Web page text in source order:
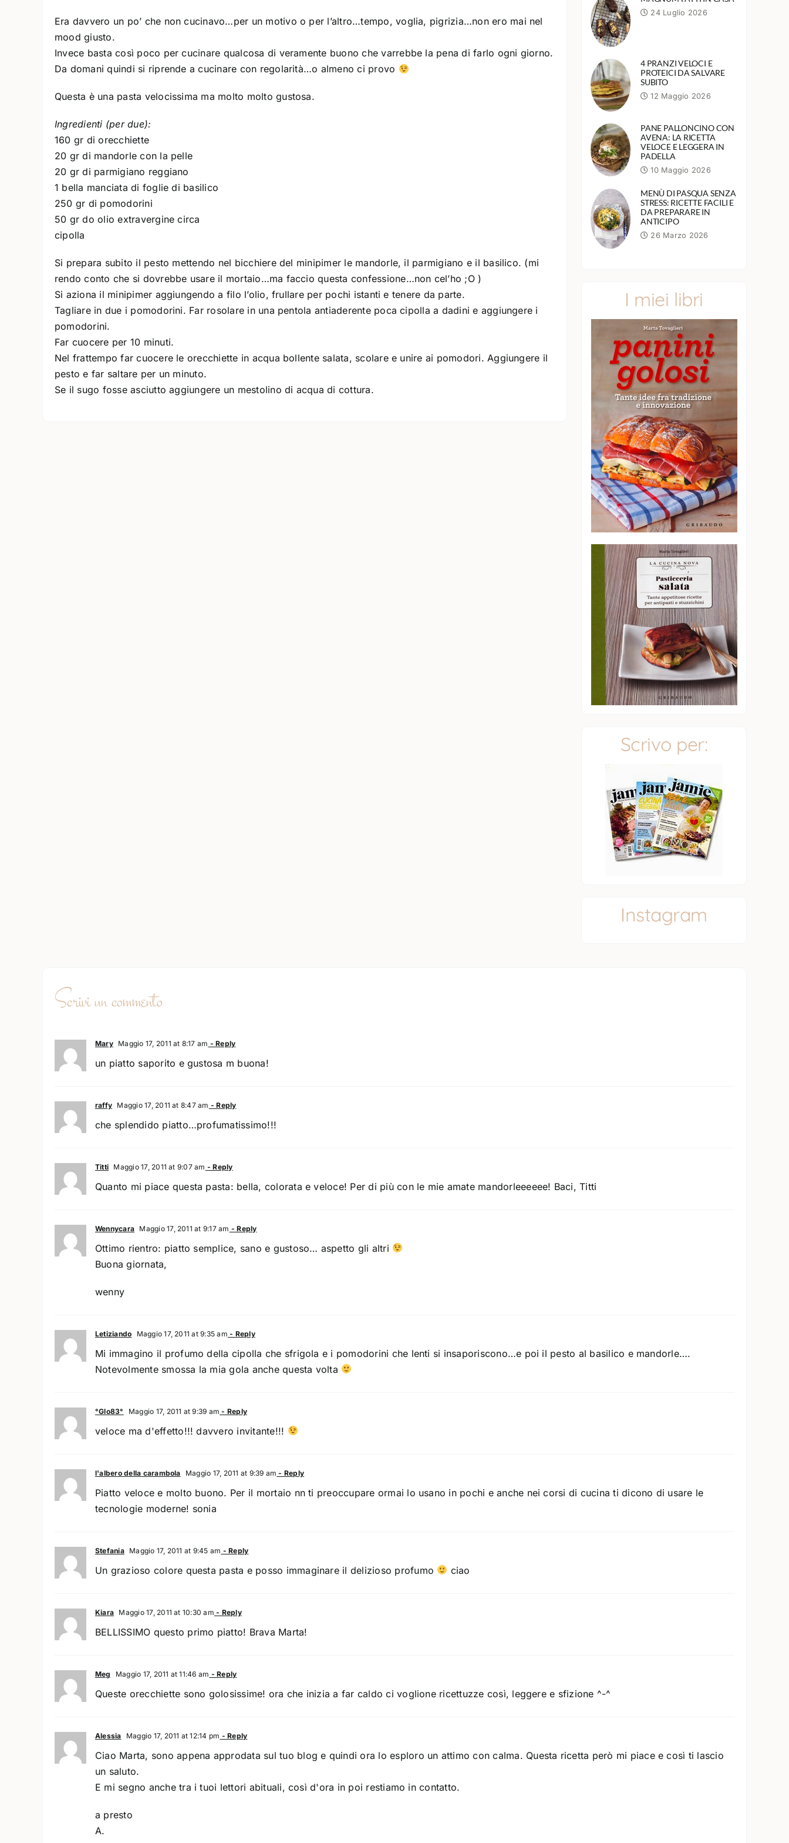
Era davvero un po’ che non cucinavo…per un motivo o per l’altro…tempo, voglia, pigrizia…non ero mai nel
mood giusto.
Invece basta così poco per cucinare qualcosa di veramente buono che varrebbe la pena di farlo ogni giorno.
Da domani quindi si riprende a cucinare con regolarità…o almeno ci provo
Questa è una pasta velocissima ma molto molto gustosa.
Ingredienti (per due):
160 gr di orecchiette
20 gr di mandorle con la pelle
20 gr di parmigiano reggiano
1 bella manciata di foglie di basilico
250 gr di pomodorini
50 gr do olio extravergine circa
cipolla
Si prepara subito il pesto mettendo nel bicchiere del minipimer le mandorle, il parmigiano e il basilico. (mi
rendo conto che si dovrebbe usare il mortaio…ma faccio questa confessione…non cel’ho ;O )
Si aziona il minipimer aggiungendo a filo l’olio, frullare per pochi istanti e tenere da parte.
Tagliare in due i pomodorini. Far rosolare in una pentola antiaderente poca cipolla a dadini e aggiungere i
pomodorini.
Far cuocere per 10 minuti.
Nel frattempo far cuocere le orecchiette in acqua bollente salata, scolare e unire ai pomodori. Aggiungere il
pesto e far saltare per un minuto.
Se il sugo fosse asciutto aggiungere un mestolino di acqua di cottura.
24 Luglio 2026
4 PRANZI VELOCI E
PROTEICI DA SALVARE
SUBITO
12 Maggio 2026
PANE PALLONCINO CON
AVENA: LA RICETTA
VELOCE E LEGGERA IN
PADELLA
10 Maggio 2026
MENÙ DI PASQUA SENZA
STRESS: RICETTE FACILI E
DA PREPARARE IN
ANTICIPO
26 Marzo 2026
I miei libri
Scrivo per:
Instagram
Scrivi un commento
Mary Maggio 17, 2011 at 8:17 am - Reply
un piatto saporito e gustosa m buona!
raffy Maggio 17, 2011 at 8:47 am - Reply
che splendido piatto…profumatissimo!!!
Titti Maggio 17, 2011 at 9:07 am - Reply
Quanto mi piace questa pasta: bella, colorata e veloce! Per di più con le mie amate mandorleeeeee! Baci, Titti
Wennycara Maggio 17, 2011 at 9:17 am - Reply
Ottimo rientro: piatto semplice, sano e gustoso… aspetto gli altri
Buona giornata,
wenny
Letiziando Maggio 17, 2011 at 9:35 am - Reply
Mi immagino il profumo della cipolla che sfrigola e i pomodorini che lenti si insaporiscono…e poi il pesto al basilico e mandorle….
Notevolmente smossa la mia gola anche questa volta
°Glo83° Maggio 17, 2011 at 9:39 am - Reply
veloce ma d'effetto!!! davvero invitante!!!
l'albero della carambola Maggio 17, 2011 at 9:39 am - Reply
Piatto veloce e molto buono. Per il mortaio nn ti preoccupare ormai lo usano in pochi e anche nei corsi di cucina ti dicono di usare le
tecnologie moderne! sonia
Stefania Maggio 17, 2011 at 9:45 am - Reply
Un grazioso colore questa pasta e posso immaginare il delizioso profumo ciao
Kiara Maggio 17, 2011 at 10:30 am - Reply
BELLISSIMO questo primo piatto! Brava Marta!
Meg Maggio 17, 2011 at 11:46 am - Reply
Queste orecchiette sono golosissime! ora che inizia a far caldo ci voglione ricettuzze così, leggere e sfizione ^-^
Alessia Maggio 17, 2011 at 12:14 pm - Reply
Ciao Marta, sono appena approdata sul tuo blog e quindi ora lo esploro un attimo con calma. Questa ricetta però mi piace e così ti lascio
un saluto.
E mi segno anche tra i tuoi lettori abituali, così d'ora in poi restiamo in contatto.
a presto
A.